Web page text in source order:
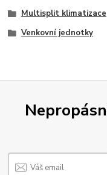
Multisplit klimatizace
Venkovní jednotky